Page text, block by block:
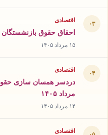
۰۳ اقتصادی
احقاق حقوق بازنشستگان
۱۵ مرداد ۱۴۰۵
۰۴ اقتصادی
دردسر همسان سازی حقوق
مرداد ۱۴۰۵
۱۴ مرداد ۱۴۰۵
اقتصادی